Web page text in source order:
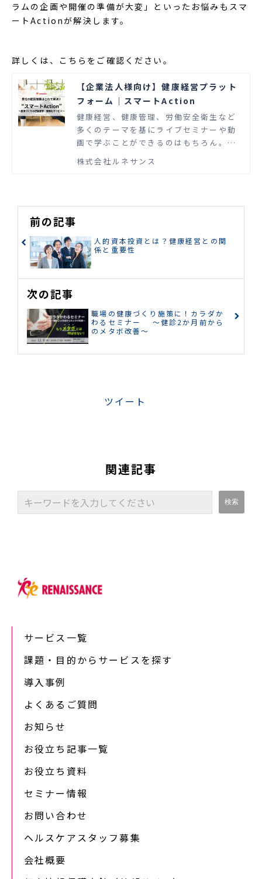
ラムの企画や開催の準備が大変」といったお悩みもスマ
ートActionが解決します。
詳しくは、こちらをご確認ください。
【企業法人様向け】健康経営プラット
フォーム｜スマートAction
健康経営、健康管理、労働安全衛生など
多くのテーマを基にライブセミナーや動
画で学ぶことができるのはもちろん。参
加率を高めるための“行動変容”につなが
る施策から“効果測定”まで、一貫したサ
株式会社ルネサンス
前の記事
人的資本投資とは？健康経営との関
係と重要性
次の記事
職場の健康づくり施策に！カラダか
わるセミナー ～健診2か月前から
のメタボ改善～
ツイート
関連記事
サービス一覧
課題・目的からサービスを探す
導入事例
よくあるご質問
お知らせ
お役立ち記事一覧
お役立ち資料
セミナー情報
お問い合わせ
ヘルスケアスタッフ募集
会社概要